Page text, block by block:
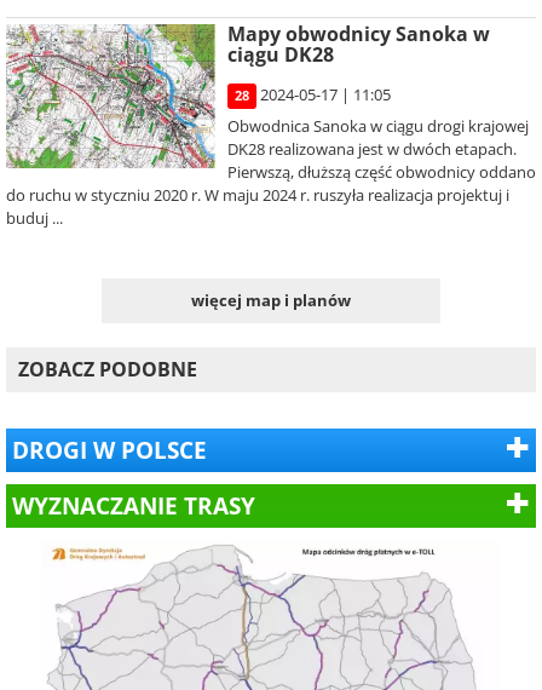
Mapy obwodnicy Sanoka w
ciągu DK28
28
2024-05-17 | 11:05
Obwodnica Sanoka w ciągu drogi krajowej
DK28 realizowana jest w dwóch etapach.
Pierwszą, dłuższą część obwodnicy oddano
do ruchu w styczniu 2020 r. W maju 2024 r. ruszyła realizacja projektuj i
buduj ...
więcej map i planów
ZOBACZ PODOBNE
DROGI W POLSCE
WYZNACZANIE TRASY